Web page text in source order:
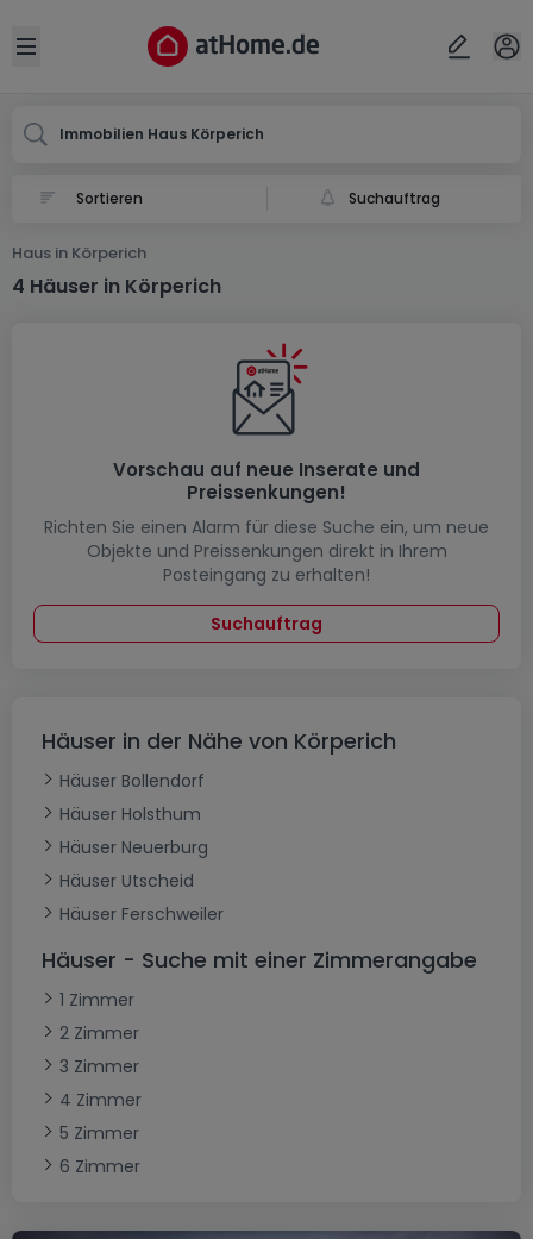
Open sidebar
Immobilien Haus Körperich
Suchauftrag
Haus in Körperich
4 Häuser in Körperich
Vorschau auf neue Inserate und
Preissenkungen!
Richten Sie einen Alarm für diese Suche ein, um neue
Objekte und Preissenkungen direkt in Ihrem
Posteingang zu erhalten!
Suchauftrag
Häuser in der Nähe von Körperich
Häuser Bollendorf
Häuser Holsthum
Häuser Neuerburg
Häuser Utscheid
Häuser Ferschweiler
Häuser - Suche mit einer Zimmerangabe
1 Zimmer
2 Zimmer
3 Zimmer
4 Zimmer
5 Zimmer
6 Zimmer
Ort
Abbrechen ok